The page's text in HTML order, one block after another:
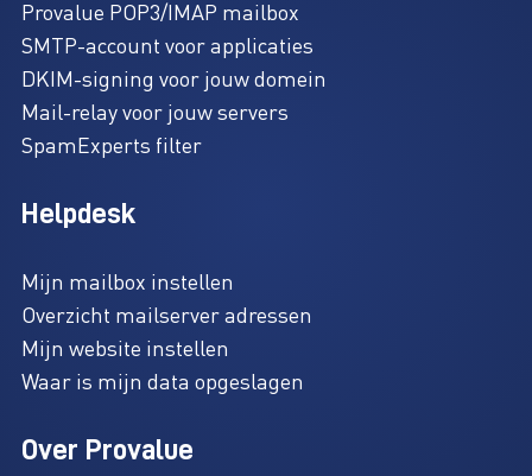
Provalue POP3/IMAP mailbox
SMTP-account voor applicaties
DKIM-signing voor jouw domein
Mail-relay voor jouw servers
SpamExperts filter
Helpdesk
Mijn mailbox instellen
Overzicht mailserver adressen
Mijn website instellen
Waar is mijn data opgeslagen
Over Provalue